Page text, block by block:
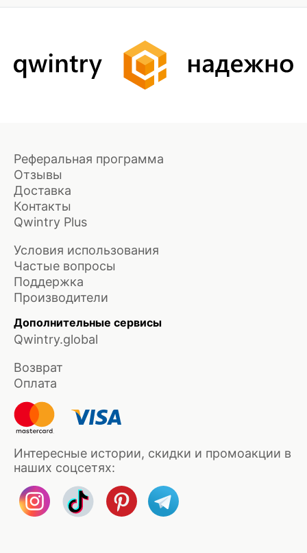
Реферальная программа
Отзывы
Доставка
Контакты
Qwintry Plus
Условия использования
Частые вопросы
Поддержка
Производители
Дополнительные сервисы
Qwintry.global
Возврат
Оплата
Интересные истории, скидки и промоакции в
наших соцсетях: